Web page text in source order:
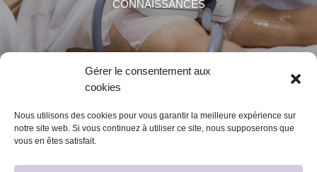
Gérer le consentement aux
cookies
Nous utilisons des cookies pour vous garantir la meilleure expérience sur
notre site web. Si vous continuez à utiliser ce site, nous supposerons que
vous en êtes satisfait.
CONNAISSANCES